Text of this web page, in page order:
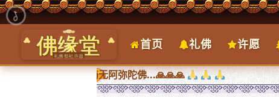
首页 礼佛 许愿
所求皆圆满，南无阿弥陀佛...🙏🙏🙏